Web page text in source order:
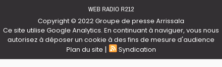
WEB RADIO R212
Copyright © 2022 Groupe de presse Arrissala
Ce site utilise Google Analytics. En continuant à naviguer, vous nous
autorisez à déposer un cookie à des fins de mesure d'audience
Plan du site | Syndication